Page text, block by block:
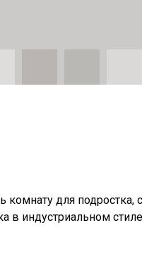
комнату для
в индустриальном